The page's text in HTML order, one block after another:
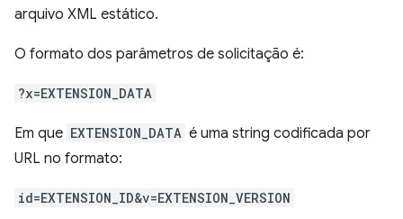
arquivo XML estático.
O formato dos parâmetros de solicitação é:
?x=EXTENSION_DATA
Em que EXTENSION_DATA é uma string codificada por
URL no formato:
id=EXTENSION_ID&v=EXTENSION_VERSION